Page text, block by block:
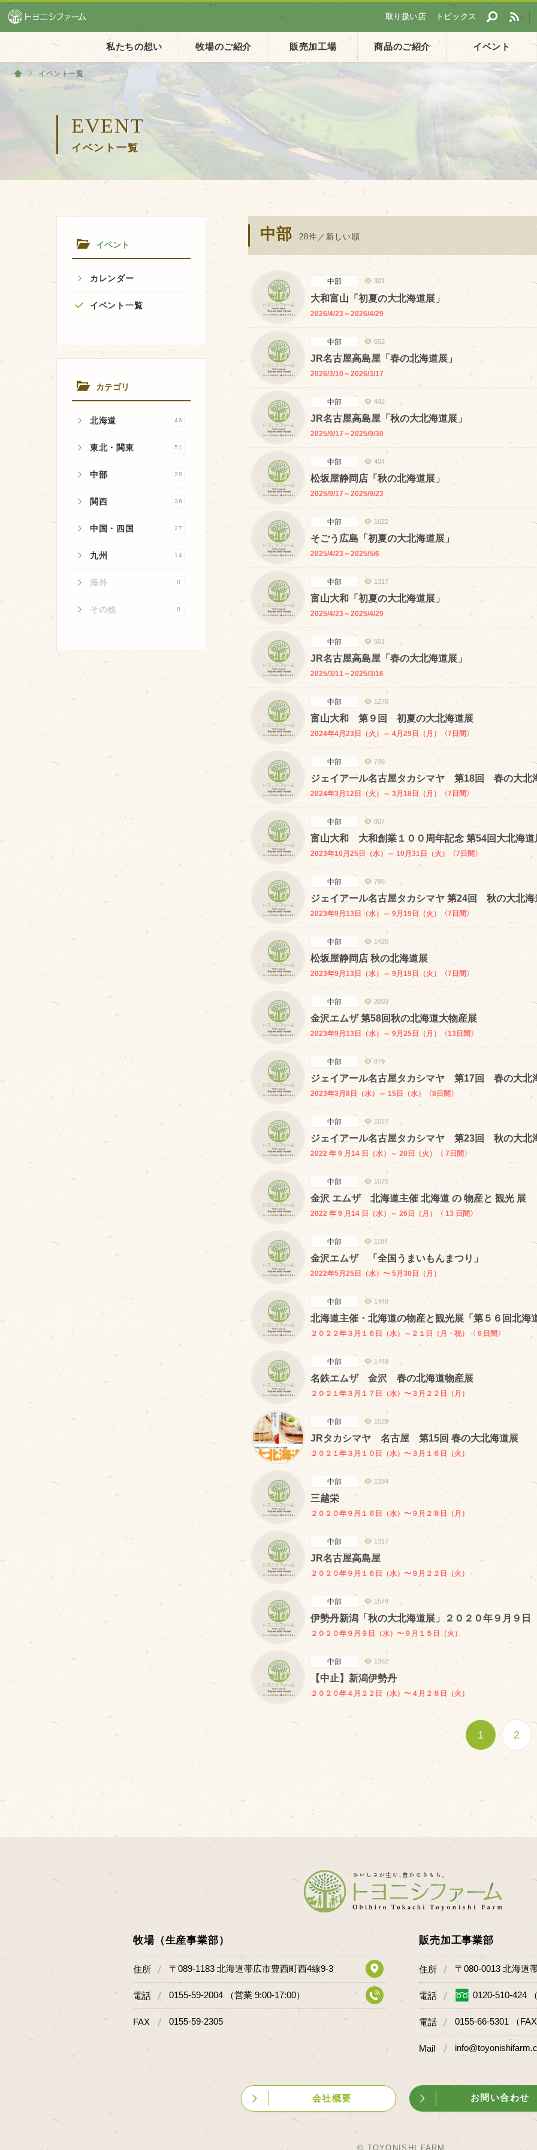
私たちの想い 牧場のご紹介 販売加工場 商品のご紹介 イベント
取り扱い店 トピックス
EVENT
イベント一覧
イベント
カレンダー
イベント一覧
カテゴリ
北海道 46
東北・関東 51
中部 28
関西 36
中国・四国 27
九州 14
海外 0
その他 0
中部 28件／新しい順
301
大和富山「初夏の大北海道展」
2026/4/23～2026/4/29
中部
652
JR名古屋高島屋「春の北海道展」
2026/3/10～2026/3/17
中部
442
JR名古屋高島屋「秋の大北海道展」
2025/9/17～2025/9/30
中部
404
松坂屋静岡店「秋の北海道展」
2025/9/17～2025/9/23
中部
1622
そごう広島「初夏の大北海道展」
2025/4/23～2025/5/6
中部
1317
富山大和「初夏の大北海道展」
2025/4/23～2025/4/29
中部
551
JR名古屋高島屋「春の大北海道展」
2025/3/11～2025/3/16
中部
1276
富山大和 第９回 初夏の大北海道展
2024年4月23日（火）～ 4月29日（月）〈7日間〉
中部
746
ジェイア一ル名古屋タカシマヤ 第18回 春の大北
2024年3月12日（火）～ 3月18日（月）〈7日間〉
中部
807
富山大和 大和創業１００周年記念 第54回大北海道
2023年10月25日（水）～ 10月31日（火）〈7日間〉
中部
796
ジェイアール名古屋タカシマヤ 第24回 秋の大北海
2023年9月13日（水）～ 9月19日（火）〈7日間〉
中部
1426
松坂屋静岡店 秋の北海道展
2023年9月13日（水）～ 9月19日（火）〈7日間〉
中部
2003
金沢エムザ 第58回秋の北海道大物産展
2023年9月13日（水）～ 9月25日（月）〈13日間〉
中部
879
ジェイアール名古屋タカシマヤ 第17回 春の大北
2023年3月8日（水）～ 15日（水）〈8日間〉
中部
1027
ジェイアール名古屋タカシマヤ 第23回 秋の大北
2022 年 9 月14 日（水）～ 20日（火）〈 7日間〉
中部
1075
金沢 エムザ 北海道主催 北海道 の 物産と 観光 展
2022 年 9 月14 日（水）～ 26日（月）〈 13 日間〉
中部
1184
金沢エムザ 「全国うまいもんまつり」
2022年5月25日（水）〜 5月30日（月）
中部
1448
北海道主催・北海道の物産と観光展「第５６回北海
２０２２年３月１６日（水）～２１日（月・祝）〈６日間〉
中部
1749
名鉄エムザ 金沢 春の北海道物産展
２０２１年３月１７日（水）〜３月２２日（月）
中部
1529
JRタカシマヤ 名古屋 第15回 春の大北海道展
２０２１年３月１０日（水）〜３月１６日（火）
中部
1334
三越栄
２０２０年９月１６日（水）〜９月２８日（月）
中部
1317
JR名古屋高島屋
２０２０年９月１６日（水）〜９月２２日（火）
中部
1574
伊勢丹新潟「秋の大北海道展」２０２０年９月９日
２０２０年９月９日（水）〜９月１５日（火）
中部
1362
【中止】新潟伊勢丹
２０２０年４月２２日（水）〜４月２８日（火）
中部
1 2
ホーム
イベント一覧
牧場（生産事業部）
住所 〒089-1183 北海道帯広市豊西町西4線9-3
電話 0155-59-2004 （営業 9:00-17:00）
FAX 0155-59-2305
販売加工事業部
住所 〒080-0013 北海道
電話 0120-510-424
電話 0155-66-5301 （
Mail
会社概要 お問い合わせ
© TOYONISHI FARM.
ホーム
イベントカレンダー
イベント一覧
会社概要・沿革
アクセス
個人情報保護方針
飼育している牛について
販売加工場
食肉加工場を新設
衛生管理体制
業務管理体制
品質管理体制
ＢtoＢ受発注システム
瑕疵とは
取り扱い店 問い合わせ
個人のお客様
法人のお客様